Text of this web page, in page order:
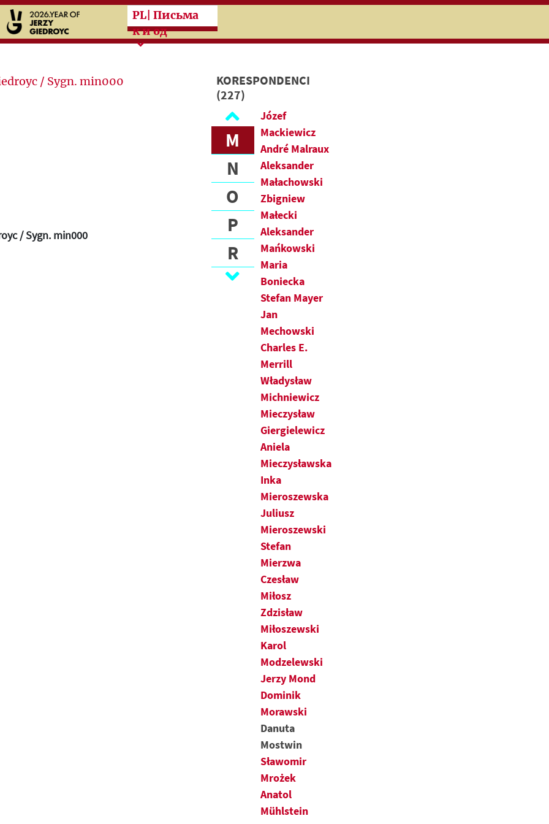
Przeskocz do treści zasadniczej
PL | Письма
к и од
/ Sygn. min000
KORESPONDENCI
(227)
L
Ł
M
N
O
P
R
S
Józef
Mackiewicz
André Malraux
Aleksander
Małachowski
Zbigniew
Małecki
Aleksander
Mańkowski
Maria
Boniecka
Stefan Mayer
Jan
Mechowski
Charles E.
Merrill
Władysław
Michniewicz
Mieczysław
Giergielewicz
Aniela
Mieczysławska
Inka
Mieroszewska
Juliusz
Mieroszewski
Stefan
Mierzwa
Czesław
Miłosz
Zdzisław
Miłoszewski
Karol
Modzelewski
Jerzy Mond
Dominik
Morawski
Danuta
Mostwin
Sławomir
Mrożek
Anatol
Mühlstein